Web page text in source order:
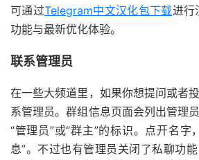
可通过Telegram中文汉化包下载进行
功能与最新优化体验。
联系管理员
在一些大频道里，如果你想提问或者
系管理员。群组信息页面会列出管理
“管理员”或“群主”的标识。点开名字
息”。不过也有管理员关闭了私聊功